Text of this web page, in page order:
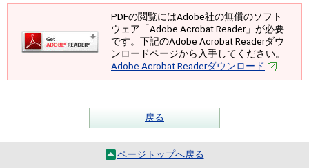
PDFの閲覧にはAdobe社の無償のソフト
ウェア「Adobe Acrobat Reader」が必要
です。下記のAdobe Acrobat Readerダウ
ンロードページから入手してください。
Adobe Acrobat Readerダウンロード
戻る
ページトップへ戻る